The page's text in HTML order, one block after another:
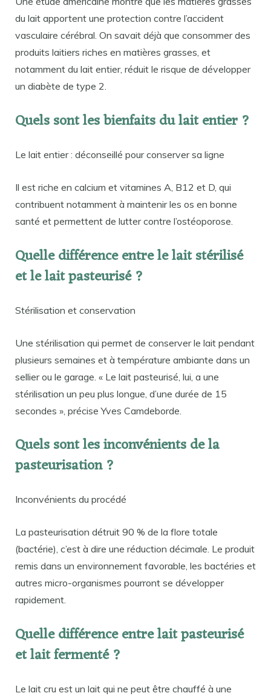
du lait apportent une protection contre l’accident
vasculaire cérébral. On savait déjà que consommer des
produits laitiers riches en matières grasses, et
notamment du lait entier, réduit le risque de développer
un diabète de type 2.
Quels sont les bienfaits du lait entier ?
Le lait entier : déconseillé pour conserver sa ligne
Il est riche en calcium et vitamines A, B12 et D, qui
contribuent notamment à maintenir les os en bonne
santé et permettent de lutter contre l’ostéoporose.
Quelle différence entre le lait stérilisé
et le lait pasteurisé ?
Stérilisation et conservation
Une stérilisation qui permet de conserver le lait pendant
plusieurs semaines et à température ambiante dans un
sellier ou le garage. « Le lait pasteurisé, lui, a une
stérilisation un peu plus longue, d’une durée de 15
secondes », précise Yves Camdeborde.
Quels sont les inconvénients de la
pasteurisation ?
Inconvénients du procédé
La pasteurisation détruit 90 % de la flore totale
(bactérie), c’est à dire une réduction décimale. Le produit
remis dans un environnement favorable, les bactéries et
autres micro-organismes pourront se développer
rapidement.
Quelle différence entre lait pasteurisé
et lait fermenté ?
Le lait cru est un lait qui ne peut être chauffé à une